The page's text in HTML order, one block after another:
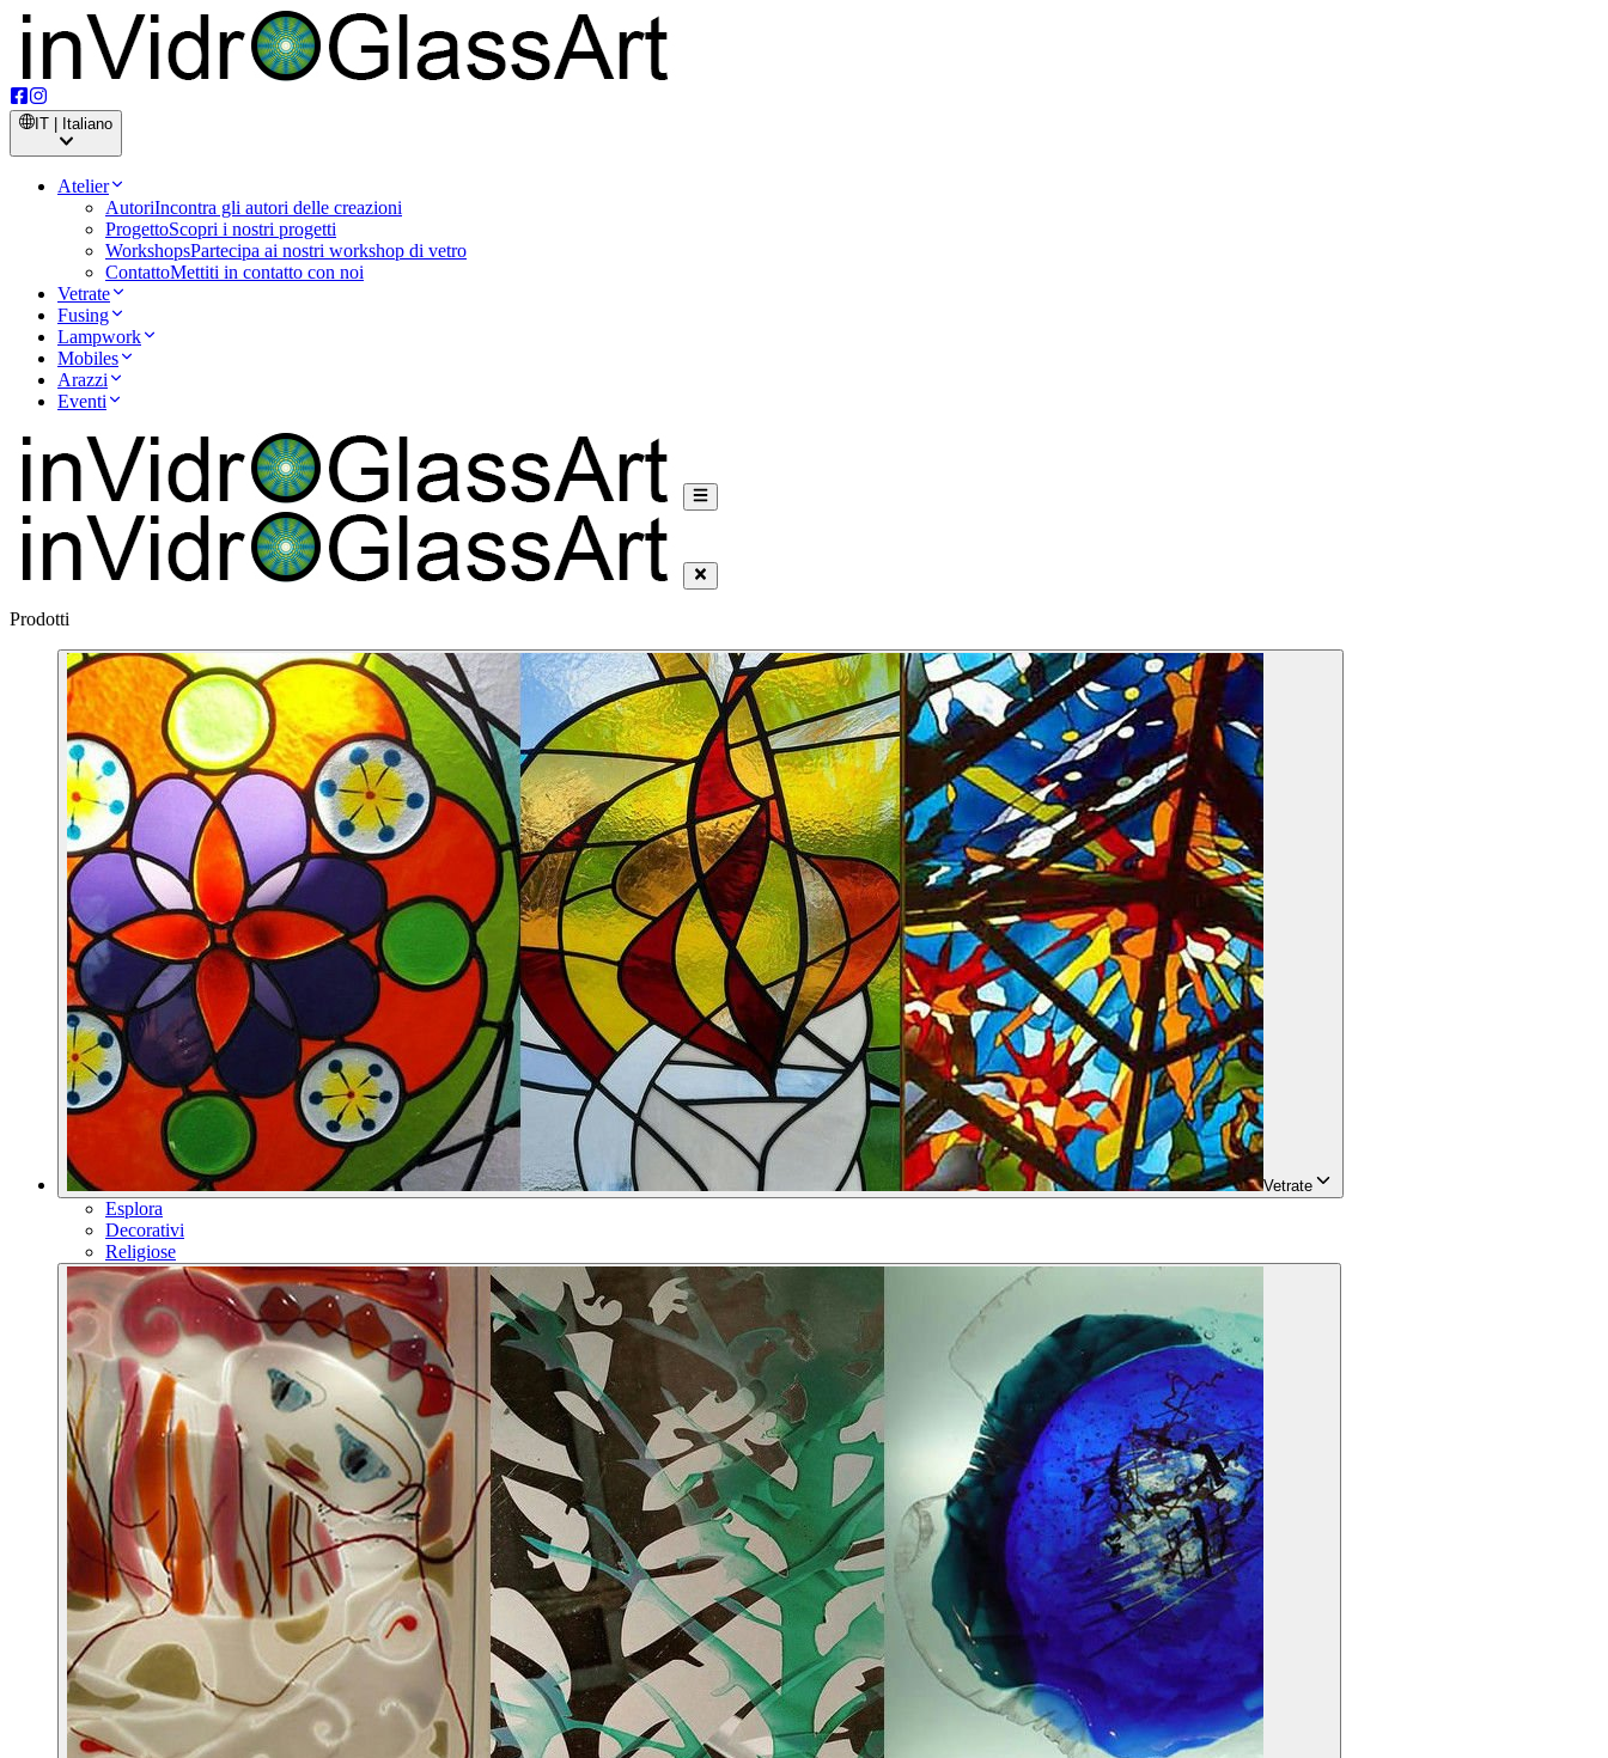
IT | Italiano
Atelier
AutoriIncontra gli autori delle creazioni
ProgettoScopri i nostri progetti
WorkshopsPartecipa ai nostri workshop di vetro
ContattoMettiti in contatto con noi
Vetrate
Fusing
Lampwork
Mobiles
Arazzi
Eventi
Prodotti
Vetrate
Esplora
Decorativi
Religiose